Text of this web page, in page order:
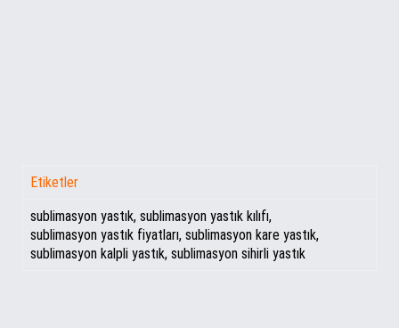
Etiketler
sublimasyon yastık, sublimasyon yastık kılıfı,
sublimasyon yastık fiyatları, sublimasyon kare yastık,
sublimasyon kalpli yastık, sublimasyon sihirli yastık